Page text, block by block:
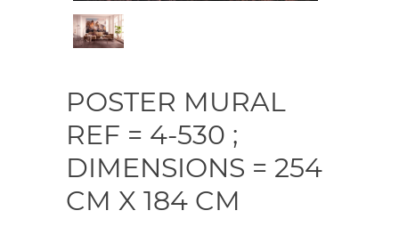
POSTER MURAL
REF = 4-530 ;
DIMENSIONS = 254
CM X 184 CM